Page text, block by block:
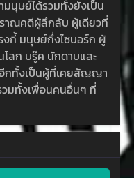
มนุษย์ได้รวมทั้งยังเป็น
ราณคดีผู้ลึกลับ ผู้เดียวที่
งกี้ มนุษย์กึ่งไซบอร์ก ผู้
โลก บรู๊ค นักดาบและ
กทั้งเป็นผู้ที่เคยสัญญา
วมทั้งเพื่อนคนอื่นๆ ที่